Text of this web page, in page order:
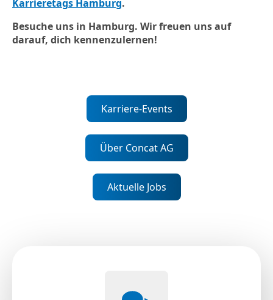
Karrieretags Hamburg.
Besuche uns in Hamburg. Wir freuen uns auf
darauf, dich kennenzulernen!
Karriere-Events
Über Concat AG
Aktuelle Jobs